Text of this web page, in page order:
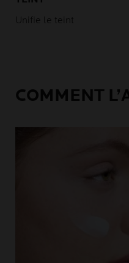
Unifie le teint
COMMENT